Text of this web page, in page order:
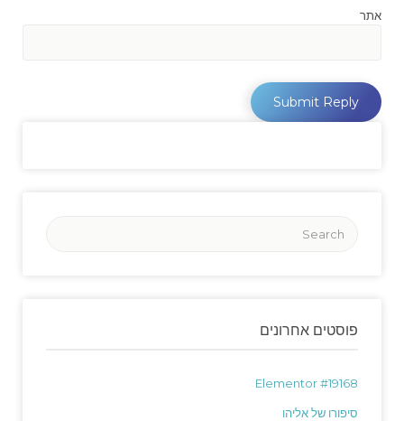
אתר
פוסטים אחרונים
Elementor #19168
סיפורו של אליהו